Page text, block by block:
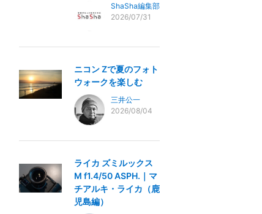
ShaSha編集部
2026/07/31
ニコン Zで夏のフォト
ウォークを楽しむ
三井公一
2026/08/04
ライカ ズミルックス
M f1.4/50 ASPH.｜マ
チアルキ・ライカ（鹿
児島編）